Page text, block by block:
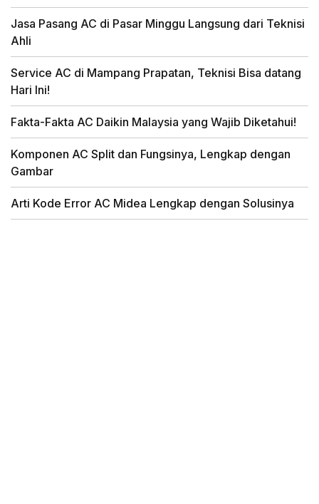
Jasa Pasang AC di Pasar Minggu Langsung dari Teknisi
Ahli
Service AC di Mampang Prapatan, Teknisi Bisa datang
Hari Ini!
Fakta-Fakta AC Daikin Malaysia yang Wajib Diketahui!
Komponen AC Split dan Fungsinya, Lengkap dengan
Gambar
Arti Kode Error AC Midea Lengkap dengan Solusinya